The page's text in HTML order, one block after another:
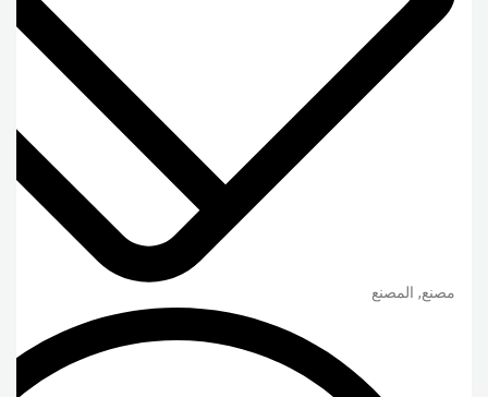
مصنع, المصنع